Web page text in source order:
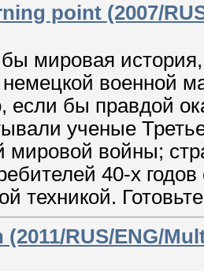
point (2007/
мировая
военной
бы правдой
ученые
мировой войны;
40-х
техникой.
RUS/ENG/